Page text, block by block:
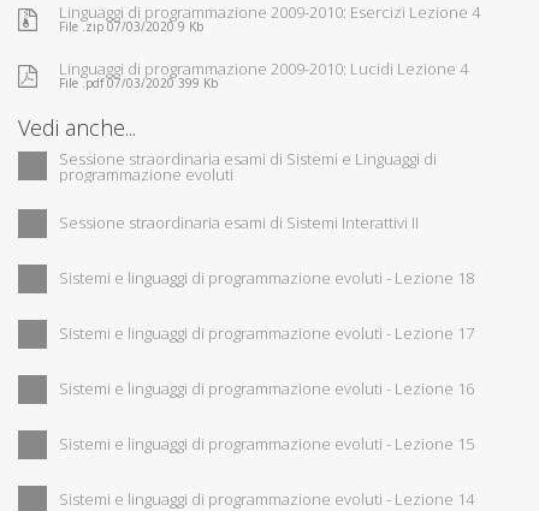
Linguaggi di programmazione 2009-2010: Esercizi Lezione 4
File .zip 07/03/2020 9 Kb
Linguaggi di programmazione 2009-2010: Lucidi Lezione 4
File .pdf 07/03/2020 399 Kb
Vedi anche...
Sessione straordinaria esami di Sistemi e Linguaggi di
programmazione evoluti
Sessione straordinaria esami di Sistemi Interattivi II
Sistemi e linguaggi di programmazione evoluti - Lezione 18
Sistemi e linguaggi di programmazione evoluti - Lezione 17
Sistemi e linguaggi di programmazione evoluti - Lezione 16
Sistemi e linguaggi di programmazione evoluti - Lezione 15
Sistemi e linguaggi di programmazione evoluti - Lezione 14